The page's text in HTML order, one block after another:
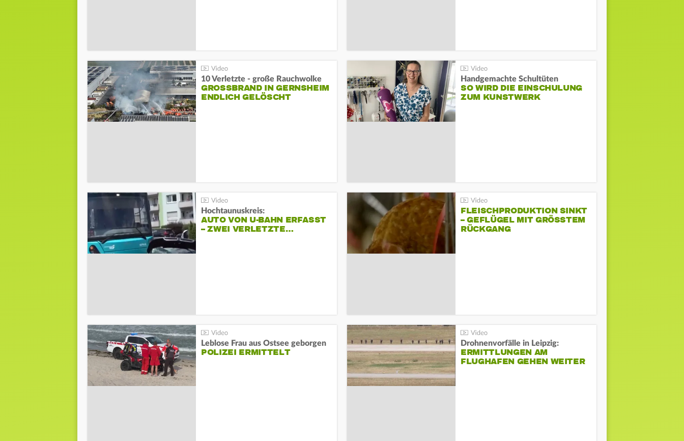
10 Verletzte - große Rauchwolke
GROSSBRAND IN GERNSHEIM E
NDLICH GELÖSCHT
Handgemachte Schultüten
SO WIRD DIE EINSCHULUNG
ZUM KUNSTWERK
Hochtaunuskreis:
AUTO VON U-BAHN ERFASST
– ZWEI VERLETZTE…
FLEISCHPRODUKTION SINKT
– GEFLÜGEL MIT GRÖSSTEM R
ÜCKGANG
Leblose Frau aus Ostsee geborgen
POLIZEI ERMITTELT
Drohnenvorfälle in Leipzig:
ERMITTLUNGEN AM
FLUGHAFEN GEHEN WEITER